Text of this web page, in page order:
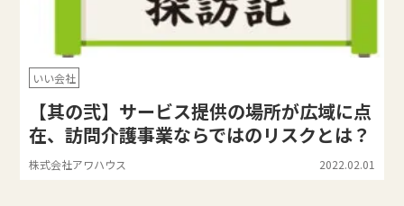
いい会社
【其の弐】サービス提供の場所が広域に点
在、訪問介護事業ならではのリスクとは？
株式会社アワハウス 2022.02.01